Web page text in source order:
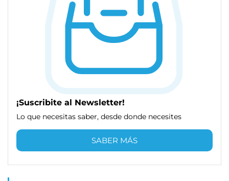
¡Suscribite al Newsletter!
Lo que necesitas saber, desde donde necesites
SABER MÁS